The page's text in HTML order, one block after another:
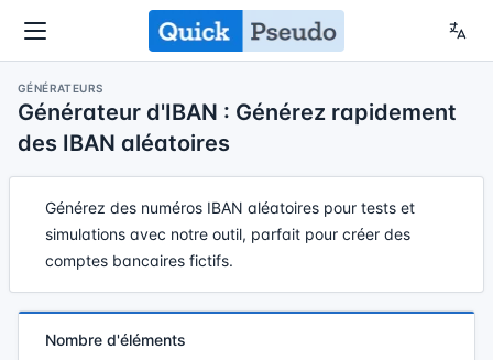
GÉNÉRATEURS
Générateur d'IBAN : Générez rapidement
des IBAN aléatoires
Générez des numéros IBAN aléatoires pour tests et
simulations avec notre outil, parfait pour créer des
comptes bancaires fictifs.
Nombre d'éléments